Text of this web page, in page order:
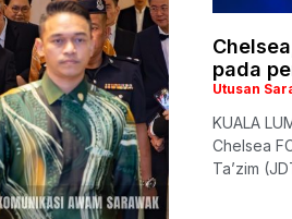
pada
Utusan
KUALA
Chelsea
Ta’zim